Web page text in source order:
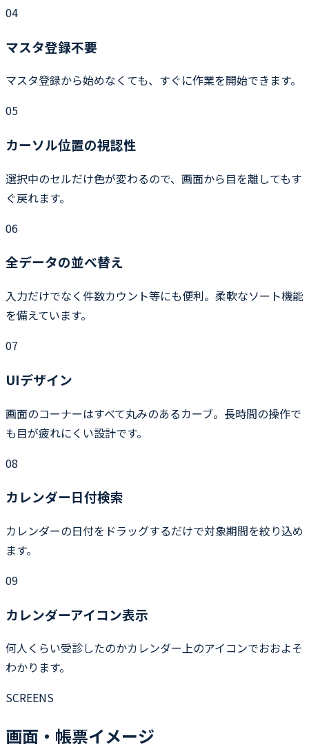
04
マスタ登録不要
マスタ登録から始めなくても、すぐに作業を開始できます。
05
カーソル位置の視認性
選択中のセルだけ色が変わるので、画面から目を離してもす
ぐ戻れます。
06
全データの並べ替え
入力だけでなく件数カウント等にも便利。柔軟なソート機能
を備えています。
07
UIデザイン
画面のコーナーはすべて丸みのあるカーブ。長時間の操作で
も目が疲れにくい設計です。
08
カレンダー日付検索
カレンダーの日付をドラッグするだけで対象期間を絞り込め
ます。
09
カレンダーアイコン表示
何人くらい受診したのかカレンダー上のアイコンでおおよそ
わかります。
SCREENS
画面・帳票イメージ